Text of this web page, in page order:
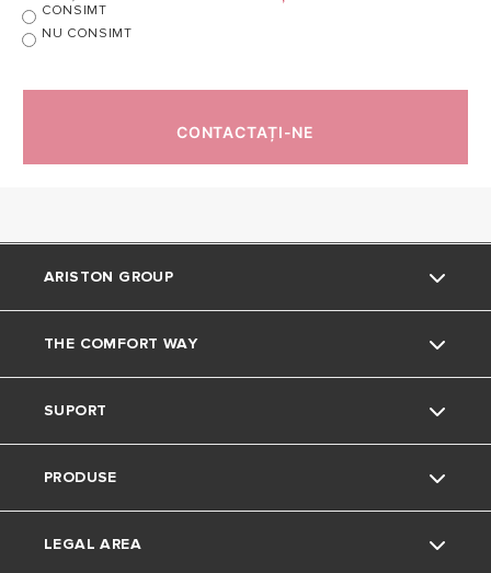
CONSIMT
NU CONSIMT
CONTACTAȚI-NE
ARISTON GROUP
Despre Noi
Grupul
Carieră
THE COMFORT WAY
Sfaturi și recomandări
SUPORT
Contactează-ne
FAQ
PRODUSE
Centrale Termice
LEGAL AREA